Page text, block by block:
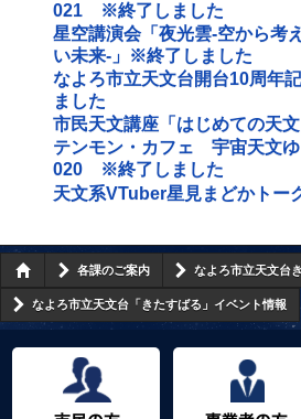
021 ※終了しました
星空講演会「夜光雲‐空から考
い未来‐」※終了しました
なよろ市立天文台開台10周
ました
市民天文講座「はじめての天
テンモン・カフェ 宇宙天文
020 ※終了しました
天文系VTuber星見まどかトー
各課のご案内 なよろ市立天文台
なよろ市立天文台「きたすばる」イベント情報